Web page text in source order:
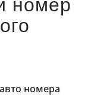
номер
номера